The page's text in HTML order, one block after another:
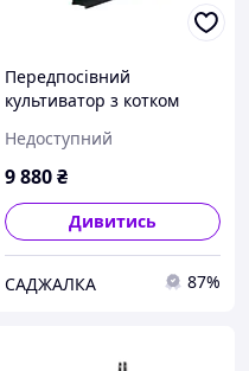
Передпосівний
культиватор з котком
(пряма жорстка стійка, 7
стрільчастих лап в 2
Недоступний
9 880₴
Дивитись
САДЖАЛКА 87%